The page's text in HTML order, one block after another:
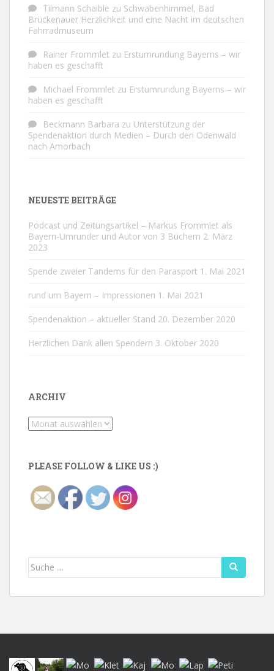
Tilmann Schaible zu Schwabenhimmel, Bad
Brückenauer Herzlichkeit und eine Nacht im deutschen
Fahrradmuseum
Rainer Frommlet zu Erstumrundung Bayerns – wir
haben es geschafft
Michael Frommlet zu Erstumrundung Bayerns – wir
haben es geschafft
Beckmann Barbara zu Unterstützung der
Spendenaktion durch Medien – Durch den Odenwald
nach Amorbach
NEUESTE BEITRÄGE
Podcast und Zeitungsartikel – Markus Frommlet als
Bayern-Umrunder und Autor von 3 Büchern 2. März
2023
Spende zweier Tandems für den Parasport 1. Mai 2021
rund um Bayern – Impressionen 1. Mai 2021
Spendenaktion – aktueller Stand 20. Dezember 2020
Herzlichen Dank allen Spendern 3. Oktober 2020
ARCHIV
Archiv
PLEASE FOLLOW & LIKE US :)
Suche